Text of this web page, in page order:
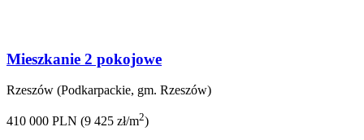
Mieszkanie 2 pokojowe
Rzeszów (Podkarpackie, gm. Rzeszów)
410 000 PLN (9 425 zł/m2)